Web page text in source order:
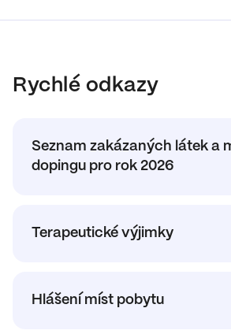
Rychlé odkazy
Seznam zakázaných látek a
dopingu pro rok 2026
Terapeutické výjimky
Hlášení míst pobytu